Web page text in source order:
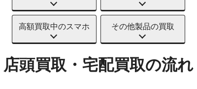
高額買取中のスマホ その他製品の買取
店頭買取・宅配買取の流れ